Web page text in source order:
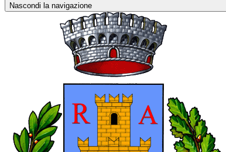
Nascondi la navigazione